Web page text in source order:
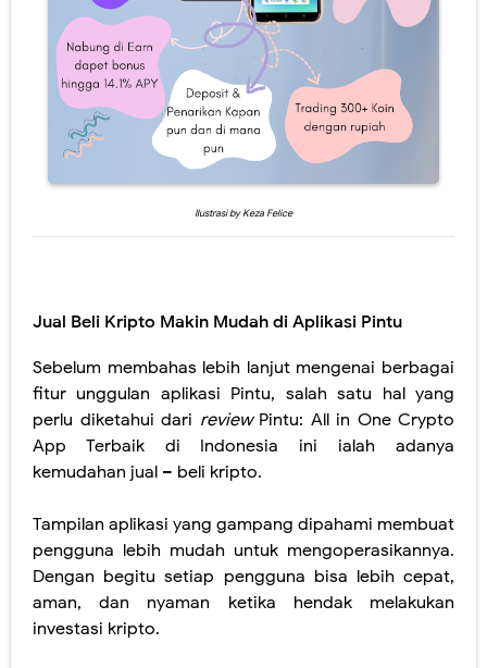
Ilustrasi by Keza Felice
Jual Beli Kripto Makin Mudah di Aplikasi Pintu
Sebelum membahas lebih lanjut mengenai berbagai
fitur unggulan aplikasi Pintu, salah satu hal yang
perlu diketahui dari review Pintu: All in One Crypto
App Terbaik di Indonesia ini ialah adanya
kemudahan jual – beli kripto.
Tampilan aplikasi yang gampang dipahami membuat
pengguna lebih mudah untuk mengoperasikannya.
Dengan begitu setiap pengguna bisa lebih cepat,
aman, dan nyaman ketika hendak melakukan
investasi kripto.